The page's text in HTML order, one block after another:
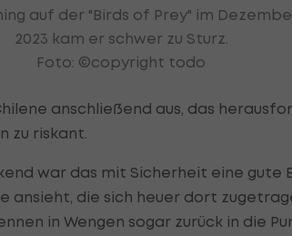
auf der "Birds of Prey" im
2023 kam er schwer zu Sturz.
Foto: ©copyright todo
anschließend aus, das
zu riskant.
war das mit Sicherheit eine gute
ansieht, die sich heuer dort
in Wengen sogar zurück in die